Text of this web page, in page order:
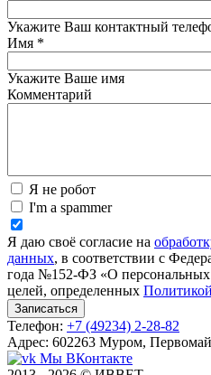
Укажите Ваш контактный
Имя *
Укажите Ваше имя
Комментарий
Я не робот
I'm a spammer
Я даю своё согласие на
данных, в соответствии с
года №152-ФЗ «О
целей, определенных
Телефон: +7 (49234) 2-28-82
Адрес: 602263 Муром,
Мы ВКонтакте